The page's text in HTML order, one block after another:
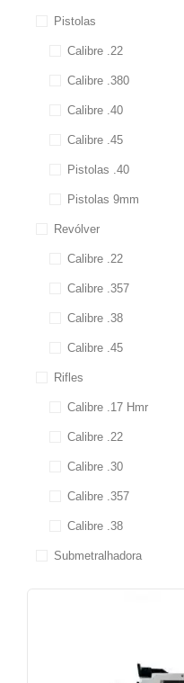
Pistolas
Calibre .22
Calibre .380
Calibre .40
Calibre .45
Pistolas .40
Pistolas 9mm
Revólver
Calibre .22
Calibre .357
Calibre .38
Calibre .45
Rifles
Calibre .17 Hmr
Calibre .22
Calibre .30
Calibre .357
Calibre .38
Submetralhadora